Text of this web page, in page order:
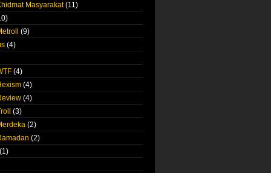
Masyarakat (11)
(9)
(4)
(4)
(4)
(4)
(3)
(2)
(2)
(1)